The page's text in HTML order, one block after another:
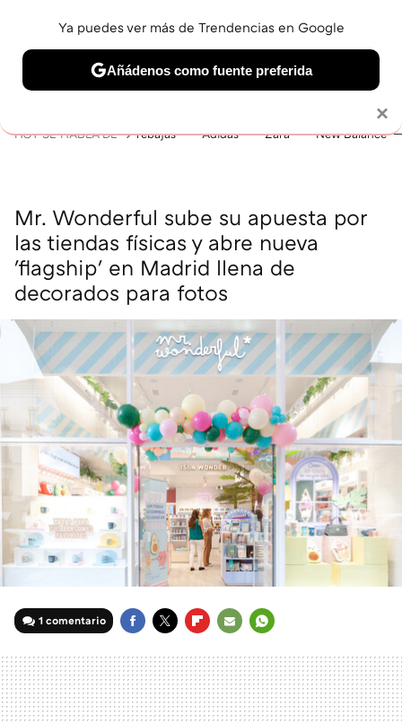
BELLEZA SHOPPING VIAJES GASTRO SNEAKERS
HOY SE HABLA DE rebajas Adidas Zara New Balance
Mr. Wonderful sube su apuesta por
las tiendas físicas y abre nueva
'flagship' en Madrid llena de
decorados para fotos
1 comentario
MAIL
×
Ya puedes ver más de Trendencias en Google
Añádenos como fuente preferida